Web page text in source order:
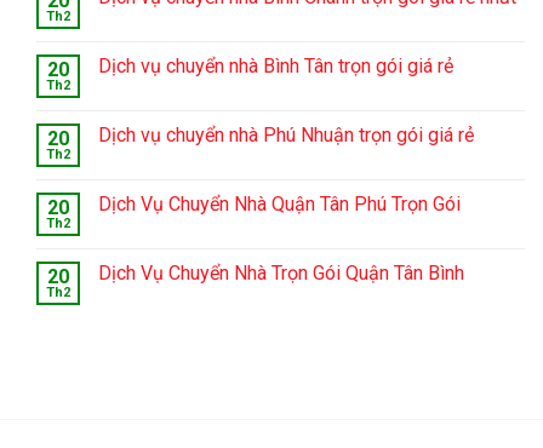
Th2
20
Th2
Dịch vụ chuyển nhà Bình Tân trọn gói giá rẻ
20
Th2
Dịch vụ chuyển nhà Phú Nhuận trọn gói giá rẻ
20
Th2
Dịch Vụ Chuyển Nhà Quận Tân Phú Trọn Gói
20
Th2
Dịch Vụ Chuyển Nhà Trọn Gói Quận Tân Bình